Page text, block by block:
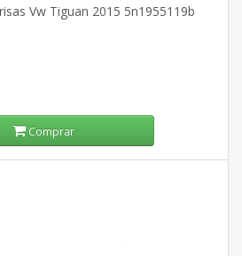
Vw Tiguan 2015 5n1955119b
Comprar